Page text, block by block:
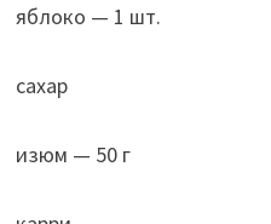
яблоко — 1 шт.
сахар
изюм — 50 г